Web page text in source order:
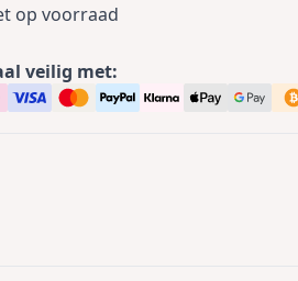
op voorraad
veilig met: